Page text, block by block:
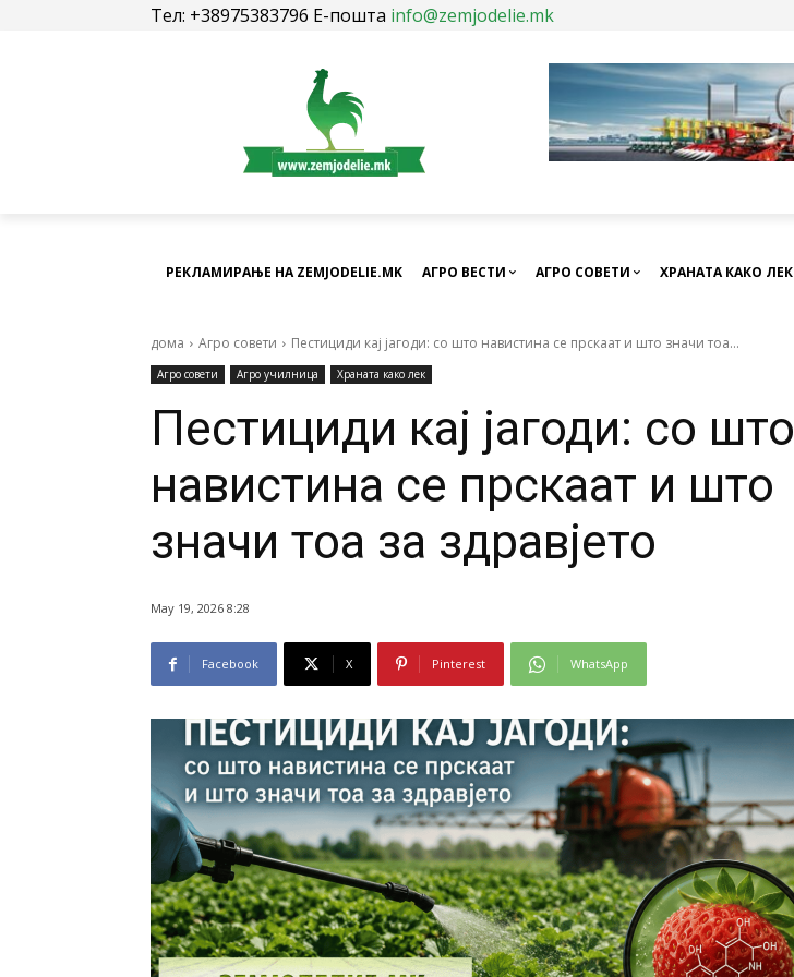
Тел: +38975383796 Е-пошта info@zemjodelie.mk
РЕКЛАМИРАЊЕ НА ZEMJODELIE.MK АГРО ВЕСТИ АГРО СОВЕТИ ХРАНАТА КАКО ЛЕК
дома Агро совети Пестициди кај јагоди: со што навистина се прскаат и што значи тоа...
Агро совети Агро училница Храната како лек
Пестициди кај јагоди: со што
навистина се прскаат и што
значи тоа за здравјето
May 19, 2026 8:28
Facebook X Pinterest WhatsApp